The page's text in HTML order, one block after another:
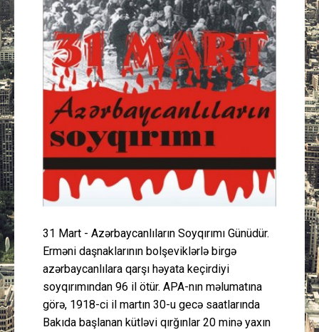
Müsahibə
İdman
Gündəm
Cəmiyyət
Peşə etikası
Əlaqə
31 Mart - Azərbaycanlıların Soyqırımı Günüdür.
Erməni daşnaklarının bolşeviklərlə birgə
azərbaycanlılara qarşı həyata keçirdiyi
soyqırımından 96 il ötür. APA-nın məlumatına
görə, 1918-ci il martın 30-u gecə saatlarında
Bakıda başlanan kütləvi qırğınlar 20 minə yaxın